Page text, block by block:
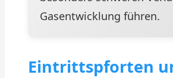
Gasentwicklung führen.
Eintrittspforten